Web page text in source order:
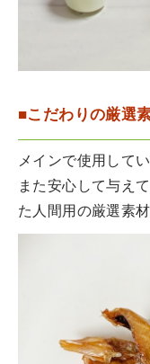
■こだわりの厳選
メインで使用して
また安心して与え
た人間用の厳選素